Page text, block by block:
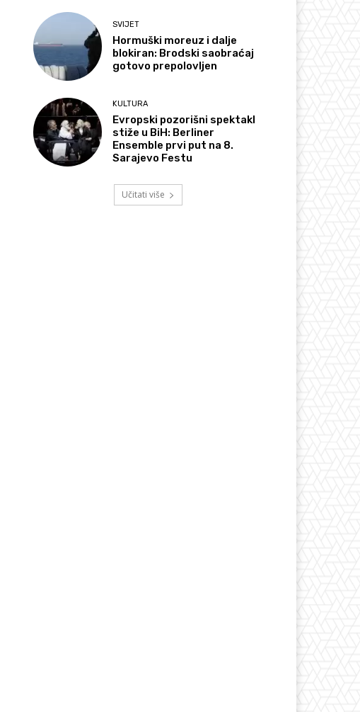
SVIJET
Hormuški moreuz i dalje
blokiran: Brodski saobraćaj
gotovo prepolovljen
KULTURA
Evropski pozorišni spektakl
stiže u BiH: Berliner
Ensemble prvi put na 8.
Sarajevo Festu
Učitati više